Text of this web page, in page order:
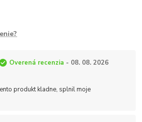
Overená recenzia - 08. 08. 2026
produkt kladne, splnil moje